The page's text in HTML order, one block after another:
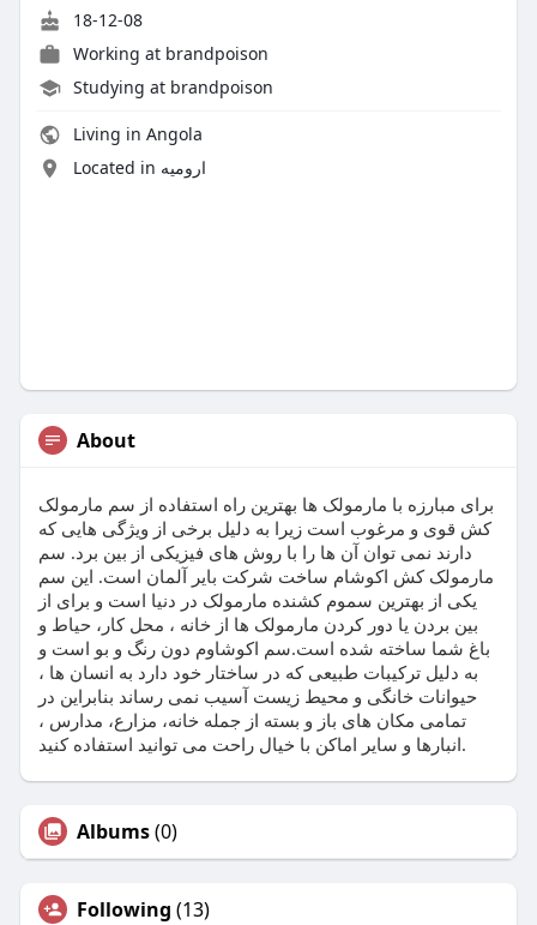
18-12-08
Working at brandpoison
Studying at brandpoison
Living in Angola
Located in ارومیه
About
برای مبارزه با مارمولک ها بهترین راه استفاده از سم مارمولک
کش قوی و مرغوب است زیرا به دلیل برخی از ویژگی هایی که
دارند نمی توان آن ها را با روش های فیزیکی از بین برد. سم
مارمولک کش اکوشام ساخت شرکت بایر آلمان است. این سم
یکی از بهترین سموم کشنده مارمولک در دنیا است و برای از
بین بردن یا دور کردن مارمولک ها از خانه ، محل کار، حیاط و
باغ شما ساخته شده است.سم اکوشاوم دون رنگ و بو است و
به دلیل ترکیبات طبیعی که در ساختار خود دارد به انسان ها ،
حیوانات خانگی و محیط زیست آسیب نمی رساند بنابراین در
تمامی مکان های باز و بسته از جمله خانه، مزارع، مدارس ،
انبارها و سایر اماکن با خیال راحت می توانید استفاده کنید.
Albums(0)
Following (13)